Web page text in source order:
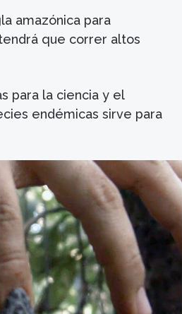
amazónica para
que correr altos
para la ciencia y el
endémicas sirve para